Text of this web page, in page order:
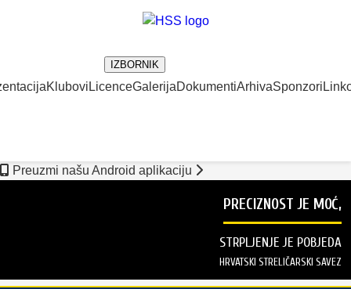
IZBORNIK
Klubovi LicenceGalerijaDokumentiArhivaSponzori
Preuzmi našu Android aplikaciju
PRECIZNOST JE MOĆ,
STRPLJENJE JE POBJEDA
HRVATSKI STRELIČARSKI SAVEZ